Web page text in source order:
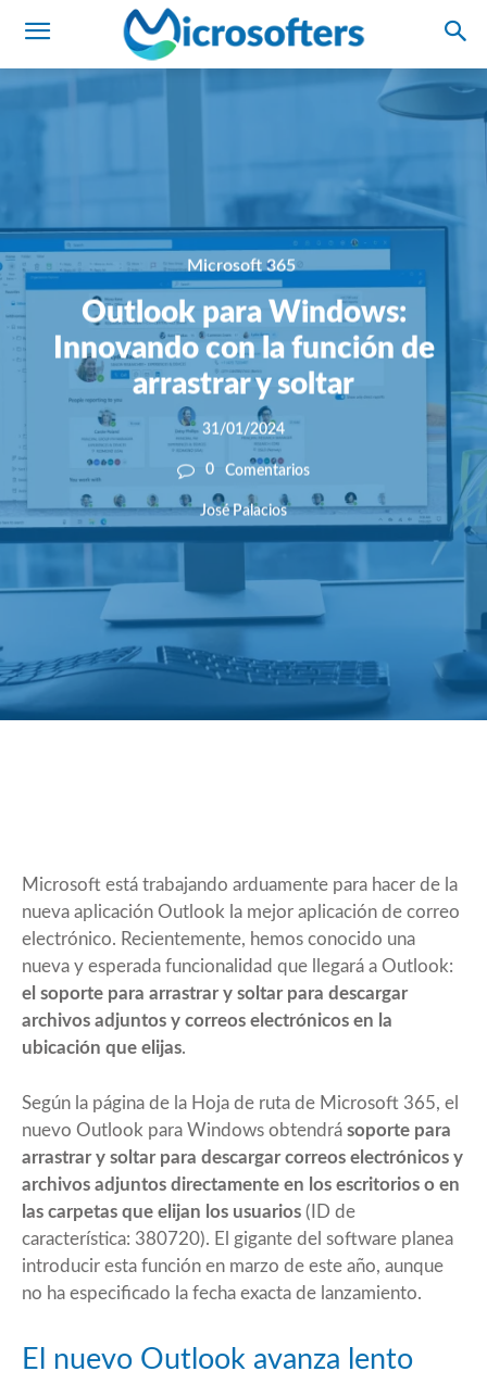
Microsoft 365
Outlook para Windows:
Innovando con la función de
arrastrar y soltar
31/01/2024
0 Comentarios
José Palacios
Microsoft está trabajando arduamente para hacer de la
nueva aplicación Outlook la mejor aplicación de correo
electrónico. Recientemente, hemos conocido una
nueva y esperada funcionalidad que llegará a Outlook:
el soporte para arrastrar y soltar para descargar
archivos adjuntos y correos electrónicos en la
ubicación que elijas.
Según la página de la Hoja de ruta de Microsoft 365, el
nuevo Outlook para Windows obtendrá soporte para
arrastrar y soltar para descargar correos electrónicos y
archivos adjuntos directamente en los escritorios o en
las carpetas que elijan los usuarios (ID de
característica: 380720). El gigante del software planea
introducir esta función en marzo de este año, aunque
no ha especificado la fecha exacta de lanzamiento.
El nuevo Outlook avanza lento